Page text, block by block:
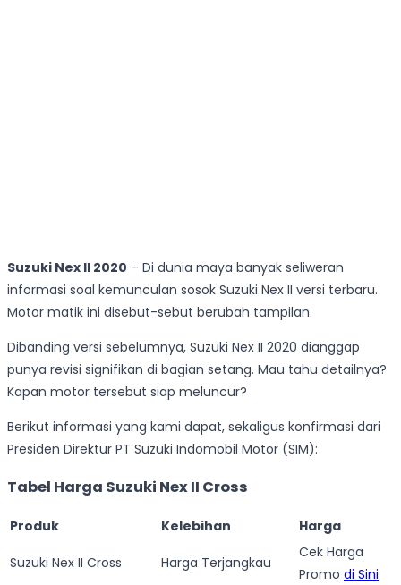
Suzuki Nex II 2020 – Di dunia maya banyak seliweran
informasi soal kemunculan sosok Suzuki Nex II versi terbaru.
Motor matik ini disebut-sebut berubah tampilan.
Dibanding versi sebelumnya, Suzuki Nex II 2020 dianggap
punya revisi signifikan di bagian setang. Mau tahu detailnya?
Kapan motor tersebut siap meluncur?
Berikut informasi yang kami dapat, sekaligus konfirmasi dari
Presiden Direktur PT Suzuki Indomobil Motor (SIM):
Tabel Harga Suzuki Nex II Cross
Produk Kelebihan Harga
Suzuki Nex II Cross Harga Terjangkau
Cek Harga
Promo di Sini